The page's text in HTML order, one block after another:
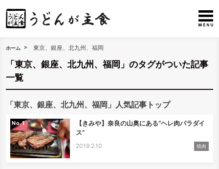
ホーム 東京、銀座、北九州、福岡
「東京、銀座、北九州、福岡」のタグがついた記事
一覧
「東京、銀座、北九州、福岡」人気記事トップ
No.
【きみや】奈良の山奥にある”ヘレ肉パラダイ
ス”
2019.2.10 焼肉